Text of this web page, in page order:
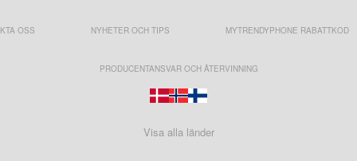
OSS NYHETER OCH TIPS MYTRENDYPHONE RABATTKOD
PRODUCENTANSVAR OCH ÅTERVINNING
Visa alla länder